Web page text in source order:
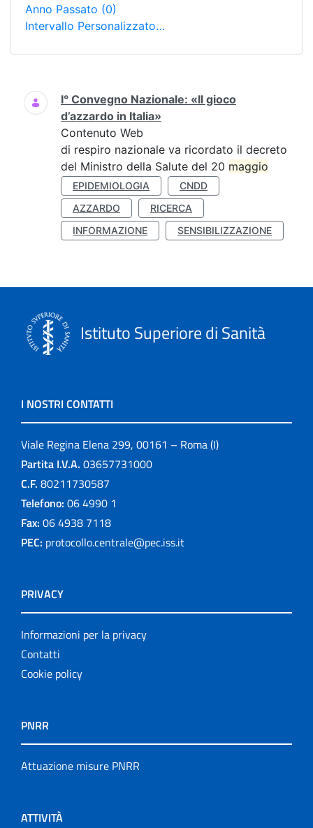
Anno Passato (0)
Intervallo Personalizzato…
Ricerca
I° Convegno Nazionale: «Il gioco
d’azzardo in Italia»
Contenuto Web
di respiro nazionale va ricordato il decreto
del Ministro della Salute del 20 maggio
EPIDEMIOLOGIA
CNDD
AZZARDO
RICERCA
INFORMAZIONE
SENSIBILIZZAZIONE
Istituto Superiore di Sanità
I NOSTRI CONTATTI
Viale Regina Elena 299, 00161 – Roma (I)
Partita I.V.A. 03657731000
C.F. 80211730587
Telefono: 06 4990 1
Fax: 06 4938 7118
PEC: protocollo.centrale@pec.iss.it
PRIVACY
Informazioni per la privacy
Contatti
Cookie policy
PNRR
Attuazione misure PNRR
ATTIVITÀ